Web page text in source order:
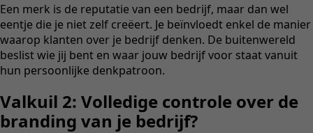
Een merk is de reputatie van een bedrijf, maar dan wel
eentje die je niet zelf creëert. Je beïnvloedt enkel de manier
waarop klanten over je bedrijf denken. De buitenwereld
beslist wie jij bent en waar jouw bedrijf voor staat vanuit
hun persoonlijke denkpatroon.
Valkuil 2: Volledige controle over de
branding van je bedrijf?